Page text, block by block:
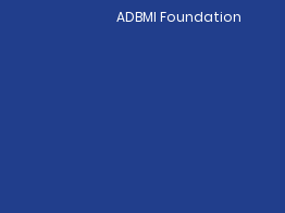
ADBMI Foundation